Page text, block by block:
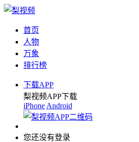
首页
人物
万象
排行榜
下载APP
梨视频APP下载
iPhone Android
您还没有登录